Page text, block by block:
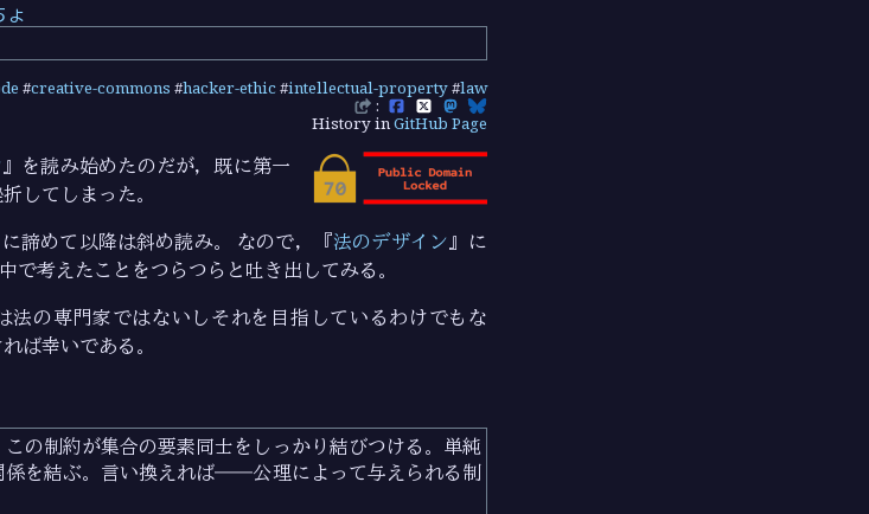
ょ
#creative-commons #hacker-ethic#intellectual-property#law
History inGitHub Page
』を読み始めたのだが，既に第一
してしまった。
諦めて以降は斜め読み。 なので，『法のデザイン』に
考えたことをつらつらと吐き出してみる。
法の専門家ではないしそれを目指しているわけでもな
ば幸いである。
の制約が集合の要素同士をしっかり結びつける。単純
係を結ぶ。言い換えれば――公理によって与えられる制